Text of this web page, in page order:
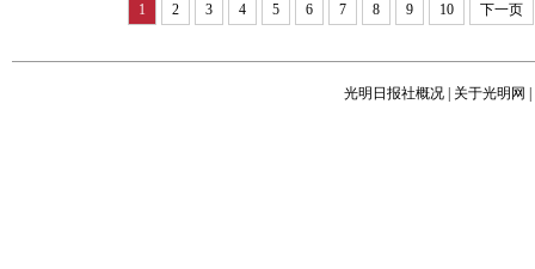
1 2 3 4 5 6 7 8 9 10 下一页
光明日报社概况 关于光明网